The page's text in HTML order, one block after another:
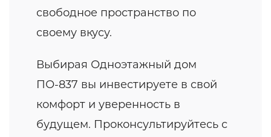
свободное пространство по
своему вкусу.
Выбирая Одноэтажный дом
ПО-837 вы инвестируете в свой
комфорт и уверенность в
будущем. Проконсультируйтесь с